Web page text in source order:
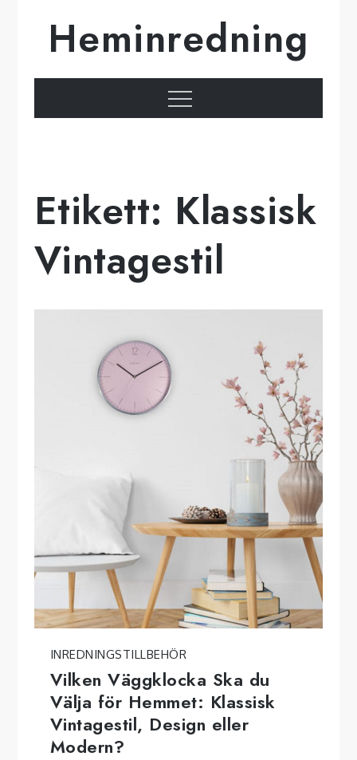
Heminredning
Meny
Etikett: Klassisk
Vintagestil
INREDNINGSTILLBEHÖR
Vilken Väggklocka Ska du
Välja för Hemmet: Klassisk
Vintagestil, Design eller
Modern?